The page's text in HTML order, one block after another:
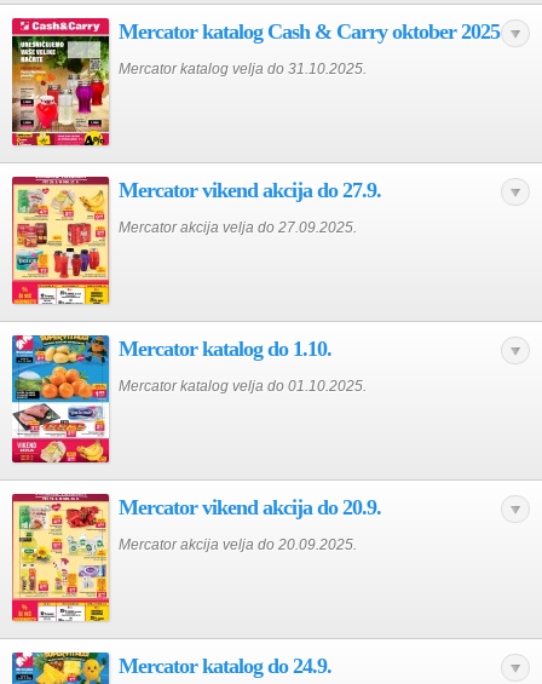
Mercator katalog Cash & Carry oktober 2025
Mercator katalog velja do 31.10.2025.
Mercator vikend akcija do 27.9.
Mercator akcija velja do 27.09.2025.
Mercator katalog do 1.10.
Mercator katalog velja do 01.10.2025.
Mercator vikend akcija do 20.9.
Mercator akcija velja do 20.09.2025.
Mercator katalog do 24.9.